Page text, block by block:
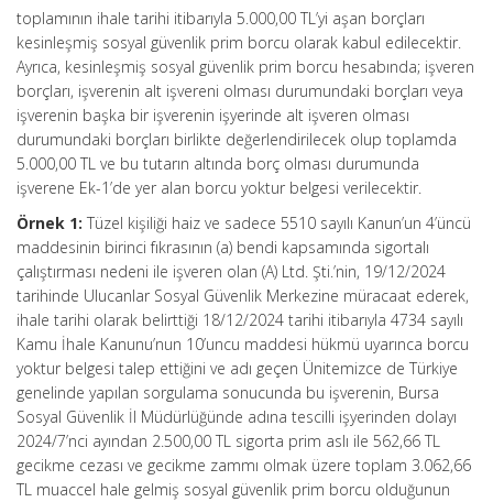
toplamının ihale tarihi itibarıyla 5.000,00 TL’yi aşan borçları
kesinleşmiş sosyal güvenlik prim borcu olarak kabul edilecektir.
Ayrıca, kesinleşmiş sosyal güvenlik prim borcu hesabında; işveren
borçları, işverenin alt işvereni olması durumundaki borçları veya
işverenin başka bir işverenin işyerinde alt işveren olması
durumundaki borçları birlikte değerlendirilecek olup toplamda
5.000,00 TL ve bu tutarın altında borç olması durumunda
işverene Ek-1’de yer alan borcu yoktur belgesi verilecektir.
Örnek 1: Tüzel kişiliği haiz ve sadece 5510 sayılı Kanun’un 4’üncü
maddesinin birinci fıkrasının (a) bendi kapsamında sigortalı
çalıştırması nedeni ile işveren olan (A) Ltd. Şti.’nin, 19/12/2024
tarihinde Ulucanlar Sosyal Güvenlik Merkezine müracaat ederek,
ihale tarihi olarak belirttiği 18/12/2024 tarihi itibarıyla 4734 sayılı
Kamu İhale Kanunu’nun 10’uncu maddesi hükmü uyarınca borcu
yoktur belgesi talep ettiğini ve adı geçen Ünitemizce de Türkiye
genelinde yapılan sorgulama sonucunda bu işverenin, Bursa
Sosyal Güvenlik İl Müdürlüğünde adına tescilli işyerinden dolayı
2024/7’nci ayından 2.500,00 TL sigorta prim aslı ile 562,66 TL
gecikme cezası ve gecikme zammı olmak üzere toplam 3.062,66
TL muaccel hale gelmiş sosyal güvenlik prim borcu olduğunun